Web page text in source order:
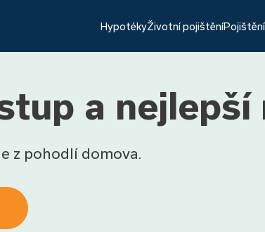
HypotékyŽivotní pojištění
a nejlepší
z pohodlí domova.